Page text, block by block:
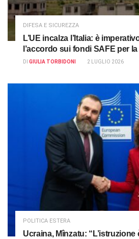
DIFESA E SICUREZZA
L’UE incalza l’Italia: è
l’accordo sui fondi SAFE per
DI GIULIA TORBIDONI 2 LUGLIO 2026
POLITICA ESTERA
Ucraina, Mînzatu: